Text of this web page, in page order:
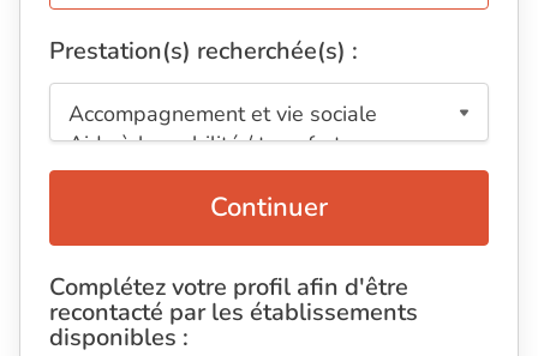
Prestation(s) recherchée(s) :
Continuer
Complétez votre profil afin d'être
recontacté par les établissements
disponibles :